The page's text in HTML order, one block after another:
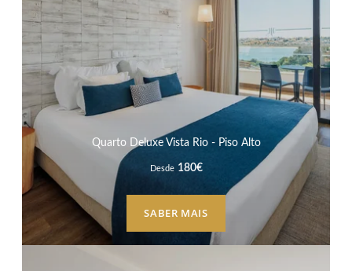
Quarto Deluxe Vista Rio - Piso Alto
Desde 180€
SABER MAIS